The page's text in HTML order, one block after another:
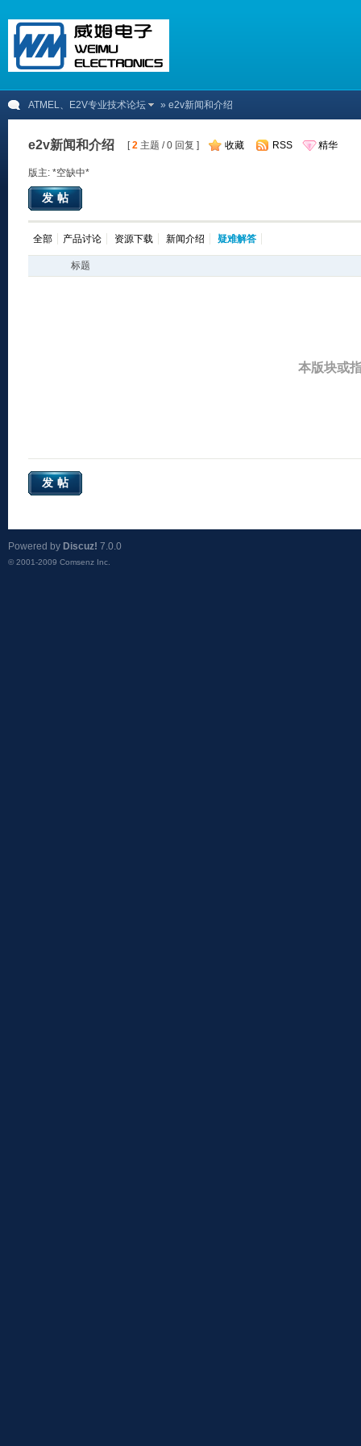
ATMEL、E2V专业技术论坛 » e2v新闻和介绍
e2v新闻和介绍 [2 主题 / 0 回复 ] 收藏 RSS 精华
版主: *空缺中*
发帖
全部 产品讨论 资源下载 新闻介绍 疑难解答
标题
本版块或
发帖
Powered by Discuz! 7.0.0
© 2001-2009 Comsenz Inc.